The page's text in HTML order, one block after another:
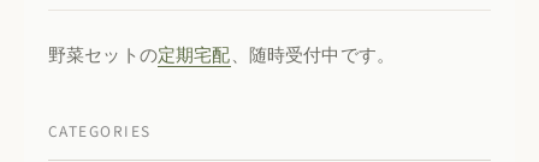
野菜セットの定期宅配 、随時受付中です。
CATEGORIES